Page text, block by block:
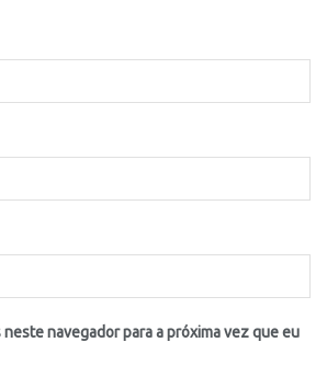
neste navegador para a próxima vez que eu